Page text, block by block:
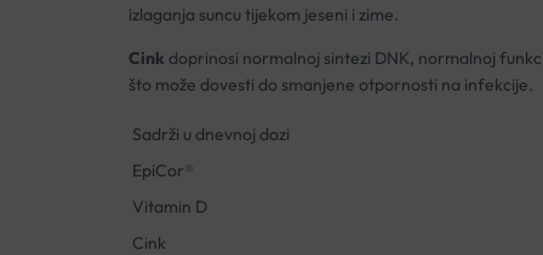
izlaganja suncu tijekom jeseni i zime.
Cink doprinosi normalnoj sintezi DNK, normalnoj
što može dovesti do smanjene otpornosti na infekcije.
Sadrži u dnevnoj dozi
EpiCor®
Vitamin D
Cink